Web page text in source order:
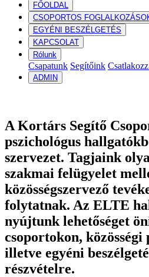
FŐOLDAL
CSOPORTOS
EGYÉNI BESZÉLGETÉS
KAPCSOLAT
Rólunk
Csapatunk Segítőink
ADMIN
A Kortárs Segítő
pszichológus
szervezet. Tagjaink
szakmai felügyelet
közösségszervező
folytatnak. Az ELTE
nyújtunk lehetőséget
csoportokon,
illetve egyéni
részvételre.